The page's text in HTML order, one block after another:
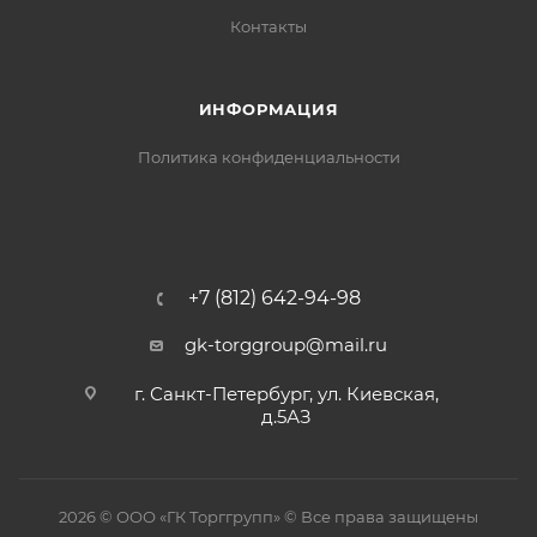
Контакты
ИНФОРМАЦИЯ
Политика конфиденциальности
+7 (812) 642-94-98
gk-torggroup@mail.ru
г. Санкт-Петербург, ул. Киевская,
д.5АЗ
2026 © ООО «ГК Торггрупп» © Все права защищены